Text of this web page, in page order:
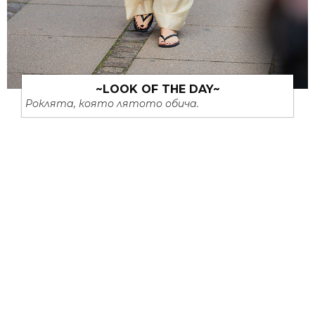
~LOOK OF THE DAY~
Роклята, която лятото обича.